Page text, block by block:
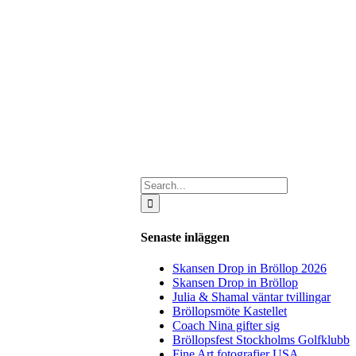
Search
for:
Senaste inläggen
Skansen Drop in Bröllop 2026
Skansen Drop in Bröllop
Julia & Shamal väntar tvillingar
Bröllopsmöte Kastellet
Coach Nina gifter sig
Bröllopsfest Stockholms Golfklubb